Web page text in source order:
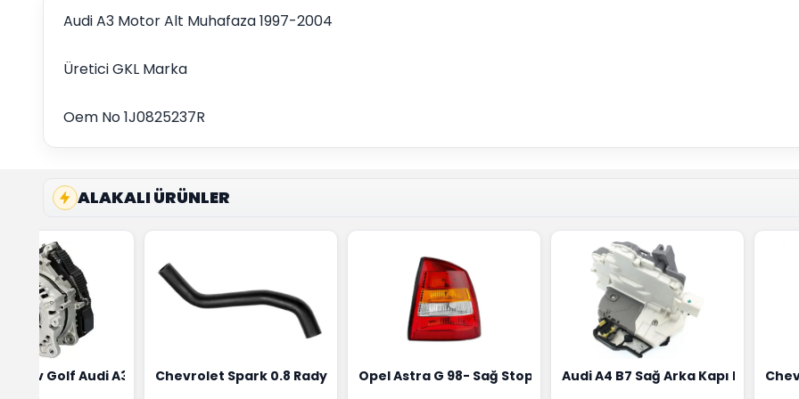
Audi A3 Motor Alt Muhafaza 1997-2004
Üretici GKL Marka
Oem No 1J0825237R
ALAKALI ÜRÜNLER
Bosch Marka 1628HN-0258010081
Wv Golf Audi A3 Şarj Alternatörü Valeo Marka 05E903018G
Chevrolet Spark 0.8 Radyatör Üst Hortumu Rapro Marka 96591464
Opel Astra G 98- Sağ Stop Lambası Depo Marka 6223020
Audi A4 B7 Sağ Arka Kapı Kilit